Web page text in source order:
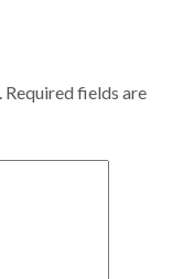
Required fields are